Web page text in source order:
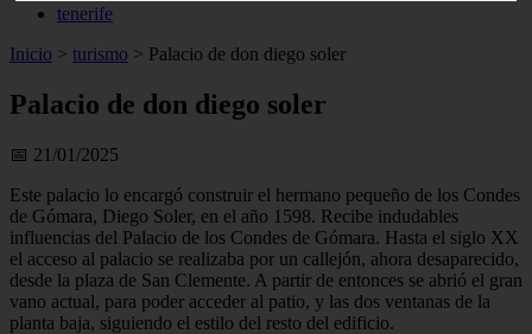
tenerife
Inicio > turismo > Palacio de don diego soler
Palacio de don diego soler
📅 21/01/2025
Este palacio lo encargó construir el hermano pequeño de los Condes
de Gómara, Diego Soler, en el año 1598. Recibe indudables
influencias del Palacio de los Condes de Gómara. Hasta el siglo XX
el acceso al palacio se realizaba por un callejón, ahora desaparecido,
desde la plaza de San Clemente. A partir de entonces se abrió el gran
vano actual, para poder acceder al patio, y las dos ventanas de la
planta baja, siguiendo el estilo del resto del edificio.